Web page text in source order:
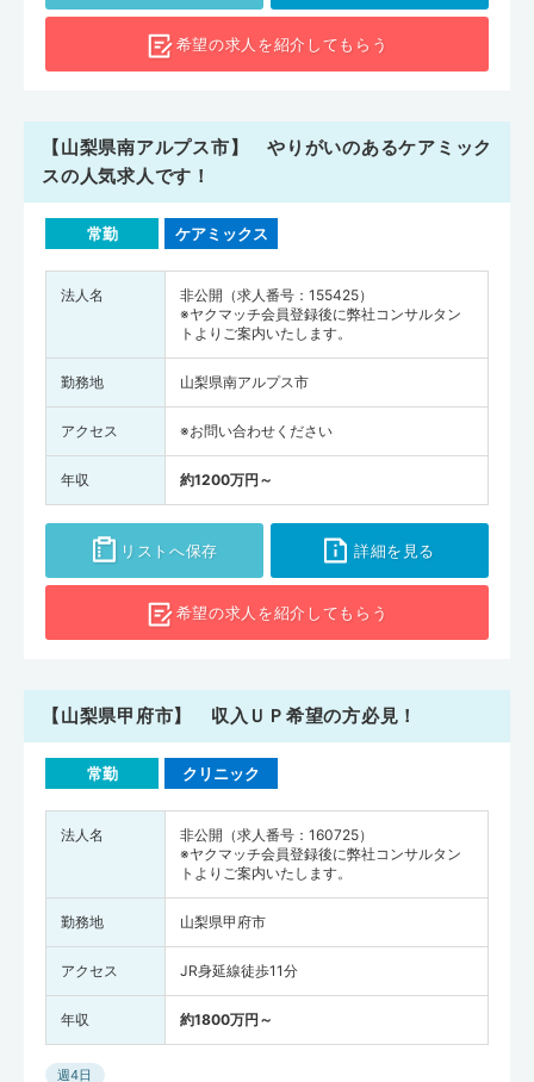
希望の求人を紹介してもらう
【山梨県南アルプス市】 やりがいのあるケアミック
スの人気求人です！
常勤 ケアミックス
法人名
非公開（求人番号：155425）
※ヤクマッチ会員登録後に弊社コンサルタン
トよりご案内いたします。
勤務地 山梨県南アルプス市
アクセス ※お問い合わせください
年収 約1200万円～
リストへ保存 詳細を見る
希望の求人を紹介してもらう
【山梨県甲府市】 収入ＵＰ希望の方必見！
常勤 クリニック
法人名
非公開（求人番号：160725）
※ヤクマッチ会員登録後に弊社コンサルタン
トよりご案内いたします。
勤務地 山梨県甲府市
アクセス JR身延線徒歩11分
年収 約1800万円～
週4日